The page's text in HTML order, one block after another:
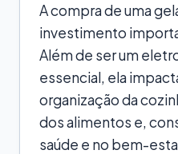
A compra de uma
investimento
Além de ser um
essencial, ela
organização da
dos alimentos e,
saúde e no bem-